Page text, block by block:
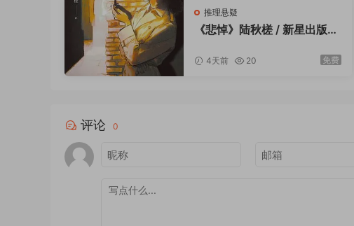
推理悬疑
《悲悼》陆秋槎 / 新星出版社
4天前 20 免费
评论 0